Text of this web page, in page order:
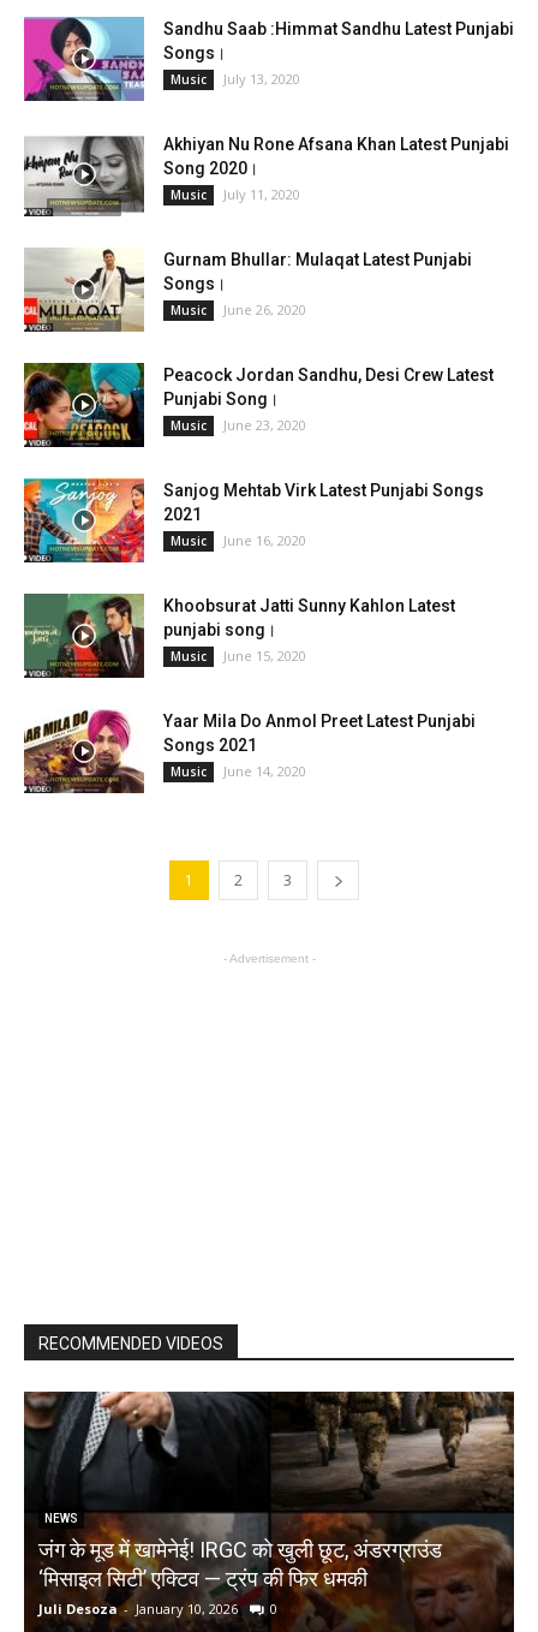
Sandhu Saab :Himmat Sandhu Latest Punjabi
Songs।
Music July 13, 2020
Akhiyan Nu Rone Afsana Khan Latest Punjabi
Song 2020।
Music July 11, 2020
Gurnam Bhullar: Mulaqat Latest Punjabi
Songs।
Music June 26, 2020
Peacock Jordan Sandhu, Desi Crew Latest
Punjabi Song।
Music June 23, 2020
Sanjog Mehtab Virk Latest Punjabi Songs
2021
Music June 16, 2020
Khoobsurat Jatti Sunny Kahlon Latest
punjabi song।
Music June 15, 2020
Yaar Mila Do Anmol Preet Latest Punjabi
Songs 2021
Music June 14, 2020
1 2 3
- Advertisement -
RECOMMENDED VIDEOS
NEWS
जंग के मूड में खामेनेई! IRGC को खुली छूट, अंडरग्राउंड
‘मिसाइल सिटी’ एक्टिव — ट्रंप की फिर धमकी
Juli Desoza - January 10, 2026 0